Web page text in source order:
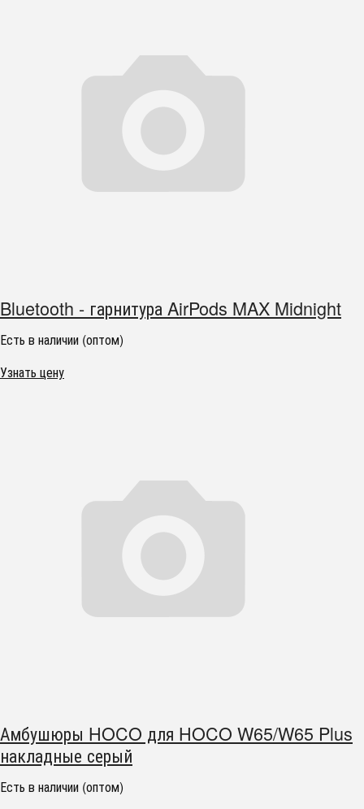
Bluetooth - гарнитура AirPods MAX Midnight
Есть в наличии (оптом)
Узнать цену
Амбушюры HOCO для HOCO W65/W65 Plus
накладные серый
Есть в наличии (оптом)